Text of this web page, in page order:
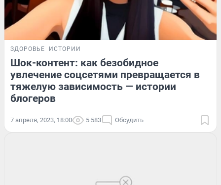
ЗДОРОВЬЕ ИСТОРИИ
Шок-контент: как безобидное
увлечение соцсетями превращается в
тяжелую зависимость — истории
блогеров
7 апреля, 2023, 18:00 5 583 Обсудить